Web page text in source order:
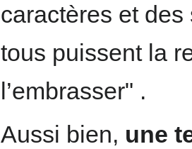
caractères et
tous puissent la
l’embrasser" .
Aussi bien, une